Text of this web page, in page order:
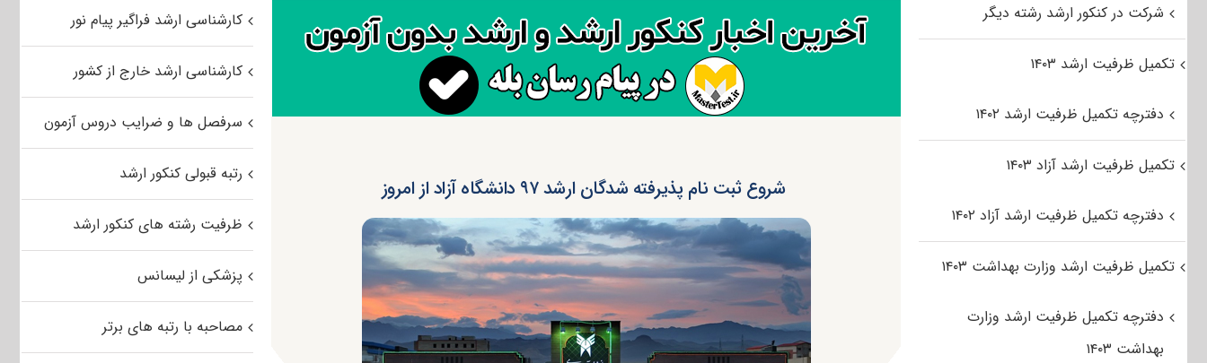
شروع ثبت نام پذیرفته شدگان ارشد ۹۷ دانشگاه آزاد از امروز
کارشناسی ارشد فراگیر پیام نور
کارشناسی ارشد خارج از کشور
سرفصل ها و ضرایب دروس آزمون
رتبه قبولی کنکور ارشد
ظرفیت رشته های کنکور ارشد
پزشکی از لیسانس
مصاحبه با رتبه های برتر
شرکت در کنکور ارشد رشته دیگر
تکمیل ظرفیت ارشد ۱۴۰۳
دفترچه تکمیل ظرفیت ارشد ۱۴۰۲
تکمیل ظرفیت ارشد آزاد ۱۴۰۳
دفترچه تکمیل ظرفیت ارشد آزاد ۱۴۰۲
تکمیل ظرفیت ارشد وزارت بهداشت ۱۴۰۳
دفترچه تکمیل ظرفیت ارشد وزارت
بهداشت ۱۴۰۳